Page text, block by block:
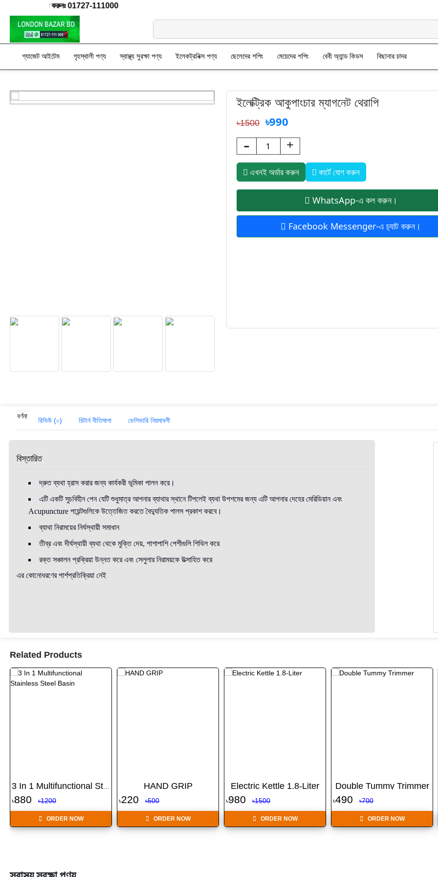
যোগাযোগ করুনঃ 01727-111000
গ্যাজেট আইটেম গৃহস্থালী পণ্য স্বাস্থ্য সুরক্ষা পণ্য ইলেকট্রনিক্স পণ্য ছেলেদের শপিং মেয়েদের শপিং বেবী অ্যান্ড কিডস বিছানার চাদর
ইলেক্ট্রিক আকুপাংচার ম্যাগনেট থেরাপি
৳1500 ৳990
- +
এখনই অর্ডার করুন কার্টে যোগ করুন
WhatsApp-এ কল করুন।
Facebook Messenger-এ চ‍্যাট করুন।
বর্ণনা
রিভিউ (০) রিটার্ন নীতিমালা ডেলিভারি নিয়মাবলী
বিস্তারিত
দ্রুত ব্যথা হ্রাস করার জন্য কার্যকরী ভূমিকা পালন করে।
এটি একটি সুচবিহীন পেন যেটি শুধুমাত্র আপনার ব্যাথার স্থানে টিপলেই ব্যথা উপশমের জন্য এটি আপনার দেহের মেরিডিয়ান এবং
Acupuncture পয়েন্টগুলিকে উত্তেজিত করতে বৈদ্যুতিক পালস প্রকাশ করবে।
ব্যাথা নিরাময়ের নির্ঘস্থায়ী সমাধান
তীব্র এবং দীর্ঘস্থায়ী ব্যথা থেকে মুক্তি দেয়, পাশাপাশি পেশীগুলি শিথিল করে
রক্ত সঞ্চালন প্রক্রিয়া উন্নত করে এবং সেলুলার নিরাময়কে উত্সাহিত করে
এর কোনোধরণের পার্শপ্রতিক্রিয়া নেই
Related Products
৳880 ৳1200
ORDER NOW
HAND GRIP
৳220 ৳500
ORDER NOW
Electric Kettle 1.8-Liter
৳980 ৳1500
ORDER NOW
Double Tummy Trimmer
৳490 ৳700
ORDER NOW